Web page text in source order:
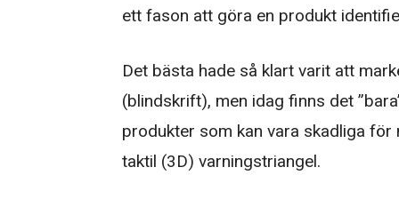
ett fason att göra en produkt
Det bästa hade så klart varit att
(blindskrift), men idag finns det
produkter som kan vara skadliga för
taktil (3D) varningstriangel.